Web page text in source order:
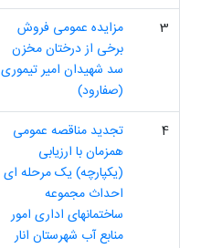
3
مزایده عمومی فروش
برخی از درختان مخزن
سد شهیدان امیر تیموری
(صفارود)
4
تجدید مناقصه عمومی
همزمان با ارزیابی
(یکپارچه) یک مرحله ای
احداث مجموعه
ساختمانهای اداری امور
منابع آب شهرستان انار